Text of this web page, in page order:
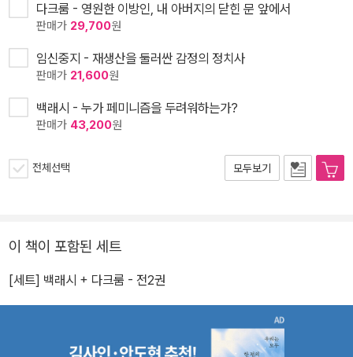
다크룸 - 영원한 이방인, 내 아버지의 닫힌 문 앞에서
판매가 29,700원
임신중지 - 재생산을 둘러싼 감정의 정치사
판매가 21,600원
백래시 - 누가 페미니즘을 두려워하는가?
판매가 43,200원
전체선택 모두보기
이 책이 포함된 세트
[세트] 백래시 + 다크룸 - 전2권